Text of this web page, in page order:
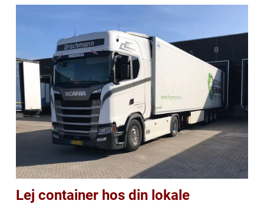
Lej container hos din lokale